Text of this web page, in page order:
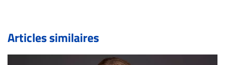
de validation, un droit de réponse.
Bien à vous,
Articles similaires